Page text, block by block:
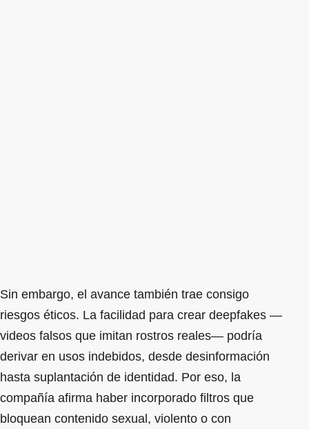
Sin embargo, el avance también trae consigo
riesgos éticos. La facilidad para crear deepfakes —
videos falsos que imitan rostros reales— podría
derivar en usos indebidos, desde desinformación
hasta suplantación de identidad. Por eso, la
compañía afirma haber incorporado filtros que
bloquean contenido sexual, violento o con